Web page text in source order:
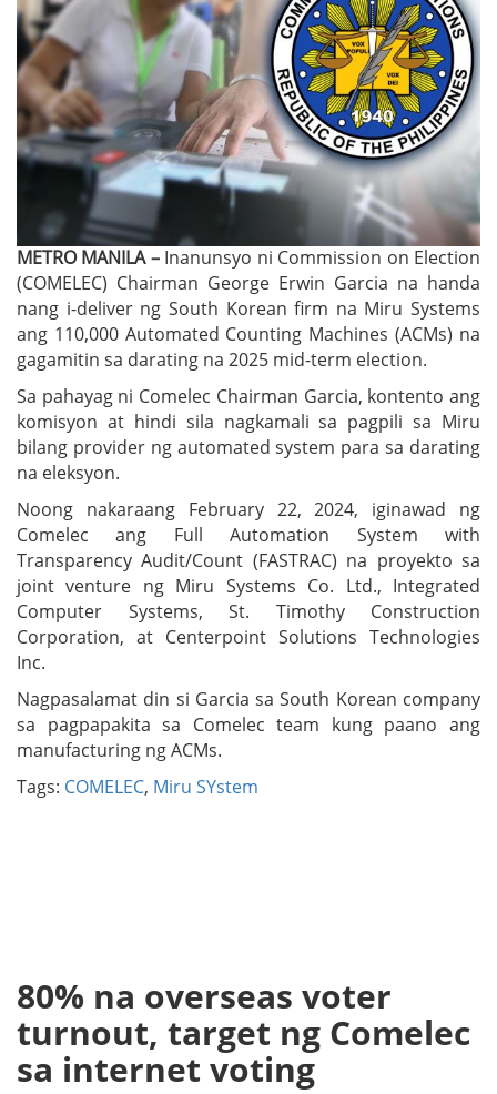
METRO MANILA –Inanunsyo ni Commission on Election
(COMELEC) Chairman George Erwin Garcia na handa
nang i-deliver ng South Korean firm na Miru Systems
ang 110,000 Automated Counting Machines (ACMs) na
gagamitin sa darating na 2025 mid-term election.
Sa pahayag ni Comelec Chairman Garcia, kontento ang
komisyon at hindi sila nagkamali sa pagpili sa Miru
bilang provider ng automated system para sa darating
na eleksyon.
Noong nakaraang February 22, 2024, iginawad ng
Comelec ang Full Automation System with
Transparency Audit/Count (FASTRAC) na proyekto sa
joint venture ng Miru Systems Co. Ltd., Integrated
Computer Systems, St. Timothy Construction
Corporation, at Centerpoint Solutions Technologies
Inc.
Nagpasalamat din si Garcia sa South Korean company
sa pagpapakita sa Comelec team kung paano ang
manufacturing ng ACMs.
Tags: COMELEC, Miru SYstem
80% na overseas voter
turnout, target ng Comelec
sa internet voting